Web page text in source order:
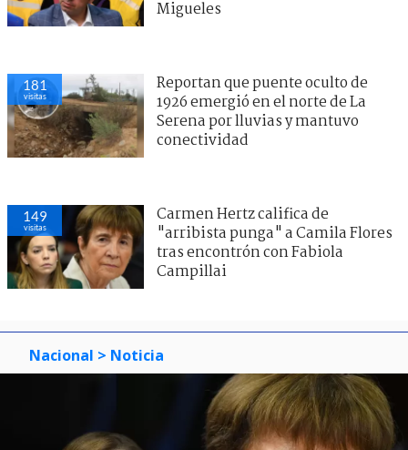
Migueles
181
visitas
Reportan que puente oculto de
1926 emergió en el norte de La
Serena por lluvias y mantuvo
conectividad
149
visitas
Carmen Hertz califica de
"arribista punga" a Camila Flores
tras encontrón con Fabiola
Campillai
Nacional > Noticia